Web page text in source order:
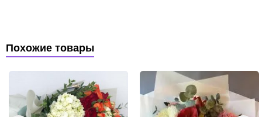
Похожие товары